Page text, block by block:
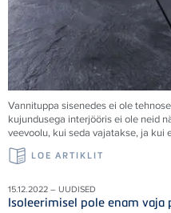
Vannituppa sisenedes ei ole
kujundusega interjööris ei ole neid
veevoolu, kui seda vajatakse, ja kui
LOE ARTIKLIT
15.12.2022 – UUDISED
Isoleerimisel pole enam vaja